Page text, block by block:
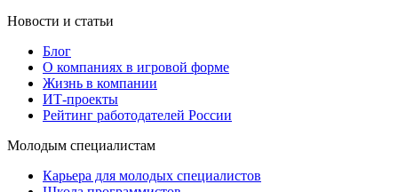
Новости и статьи
Блог
О компаниях в игровой форме
Жизнь в компании
ИТ-проекты
Рейтинг работодателей России
Молодым специалистам
Карьера для молодых специалистов